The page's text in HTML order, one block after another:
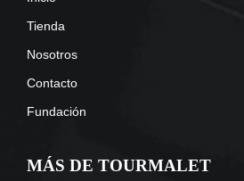
Tienda
Nosotros
Contacto
Fundación
MÁS DE TOURMALET